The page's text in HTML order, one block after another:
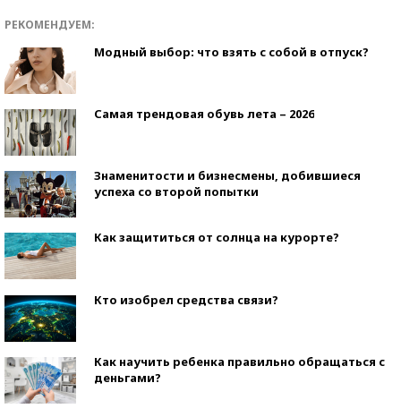
РЕКОМЕНДУЕМ:
Модный выбор: что взять с собой в отпуск?
Самая трендовая обувь лета – 2026
Знаменитости и бизнесмены, добившиеся
успеха со второй попытки
Как защититься от солнца на курорте?
Кто изобрел средства связи?
Как научить ребенка правильно обращаться с
деньгами?